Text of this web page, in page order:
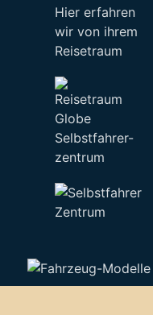
Hier erfahren
wir von ihrem
Reisetraum
Selbstfahrer-
zentrum